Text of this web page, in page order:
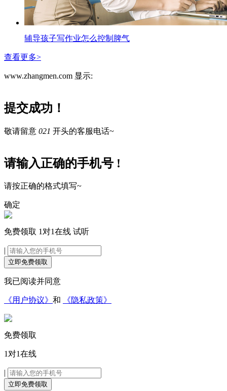
辅导孩子写作业怎么控制脾气
查看更多>
www.zhangmen.com 显示:
提交成功！
敬请留意 021 开头的客服电话~
请输入正确的手机号 !
请按正确的格式填写~
确定
免费领取 1对1在线 试听
|
立即免费领取
我已阅读并同意
《用户协议》 和 《隐私政策》
免费领取
1对1在线
|
立即免费领取